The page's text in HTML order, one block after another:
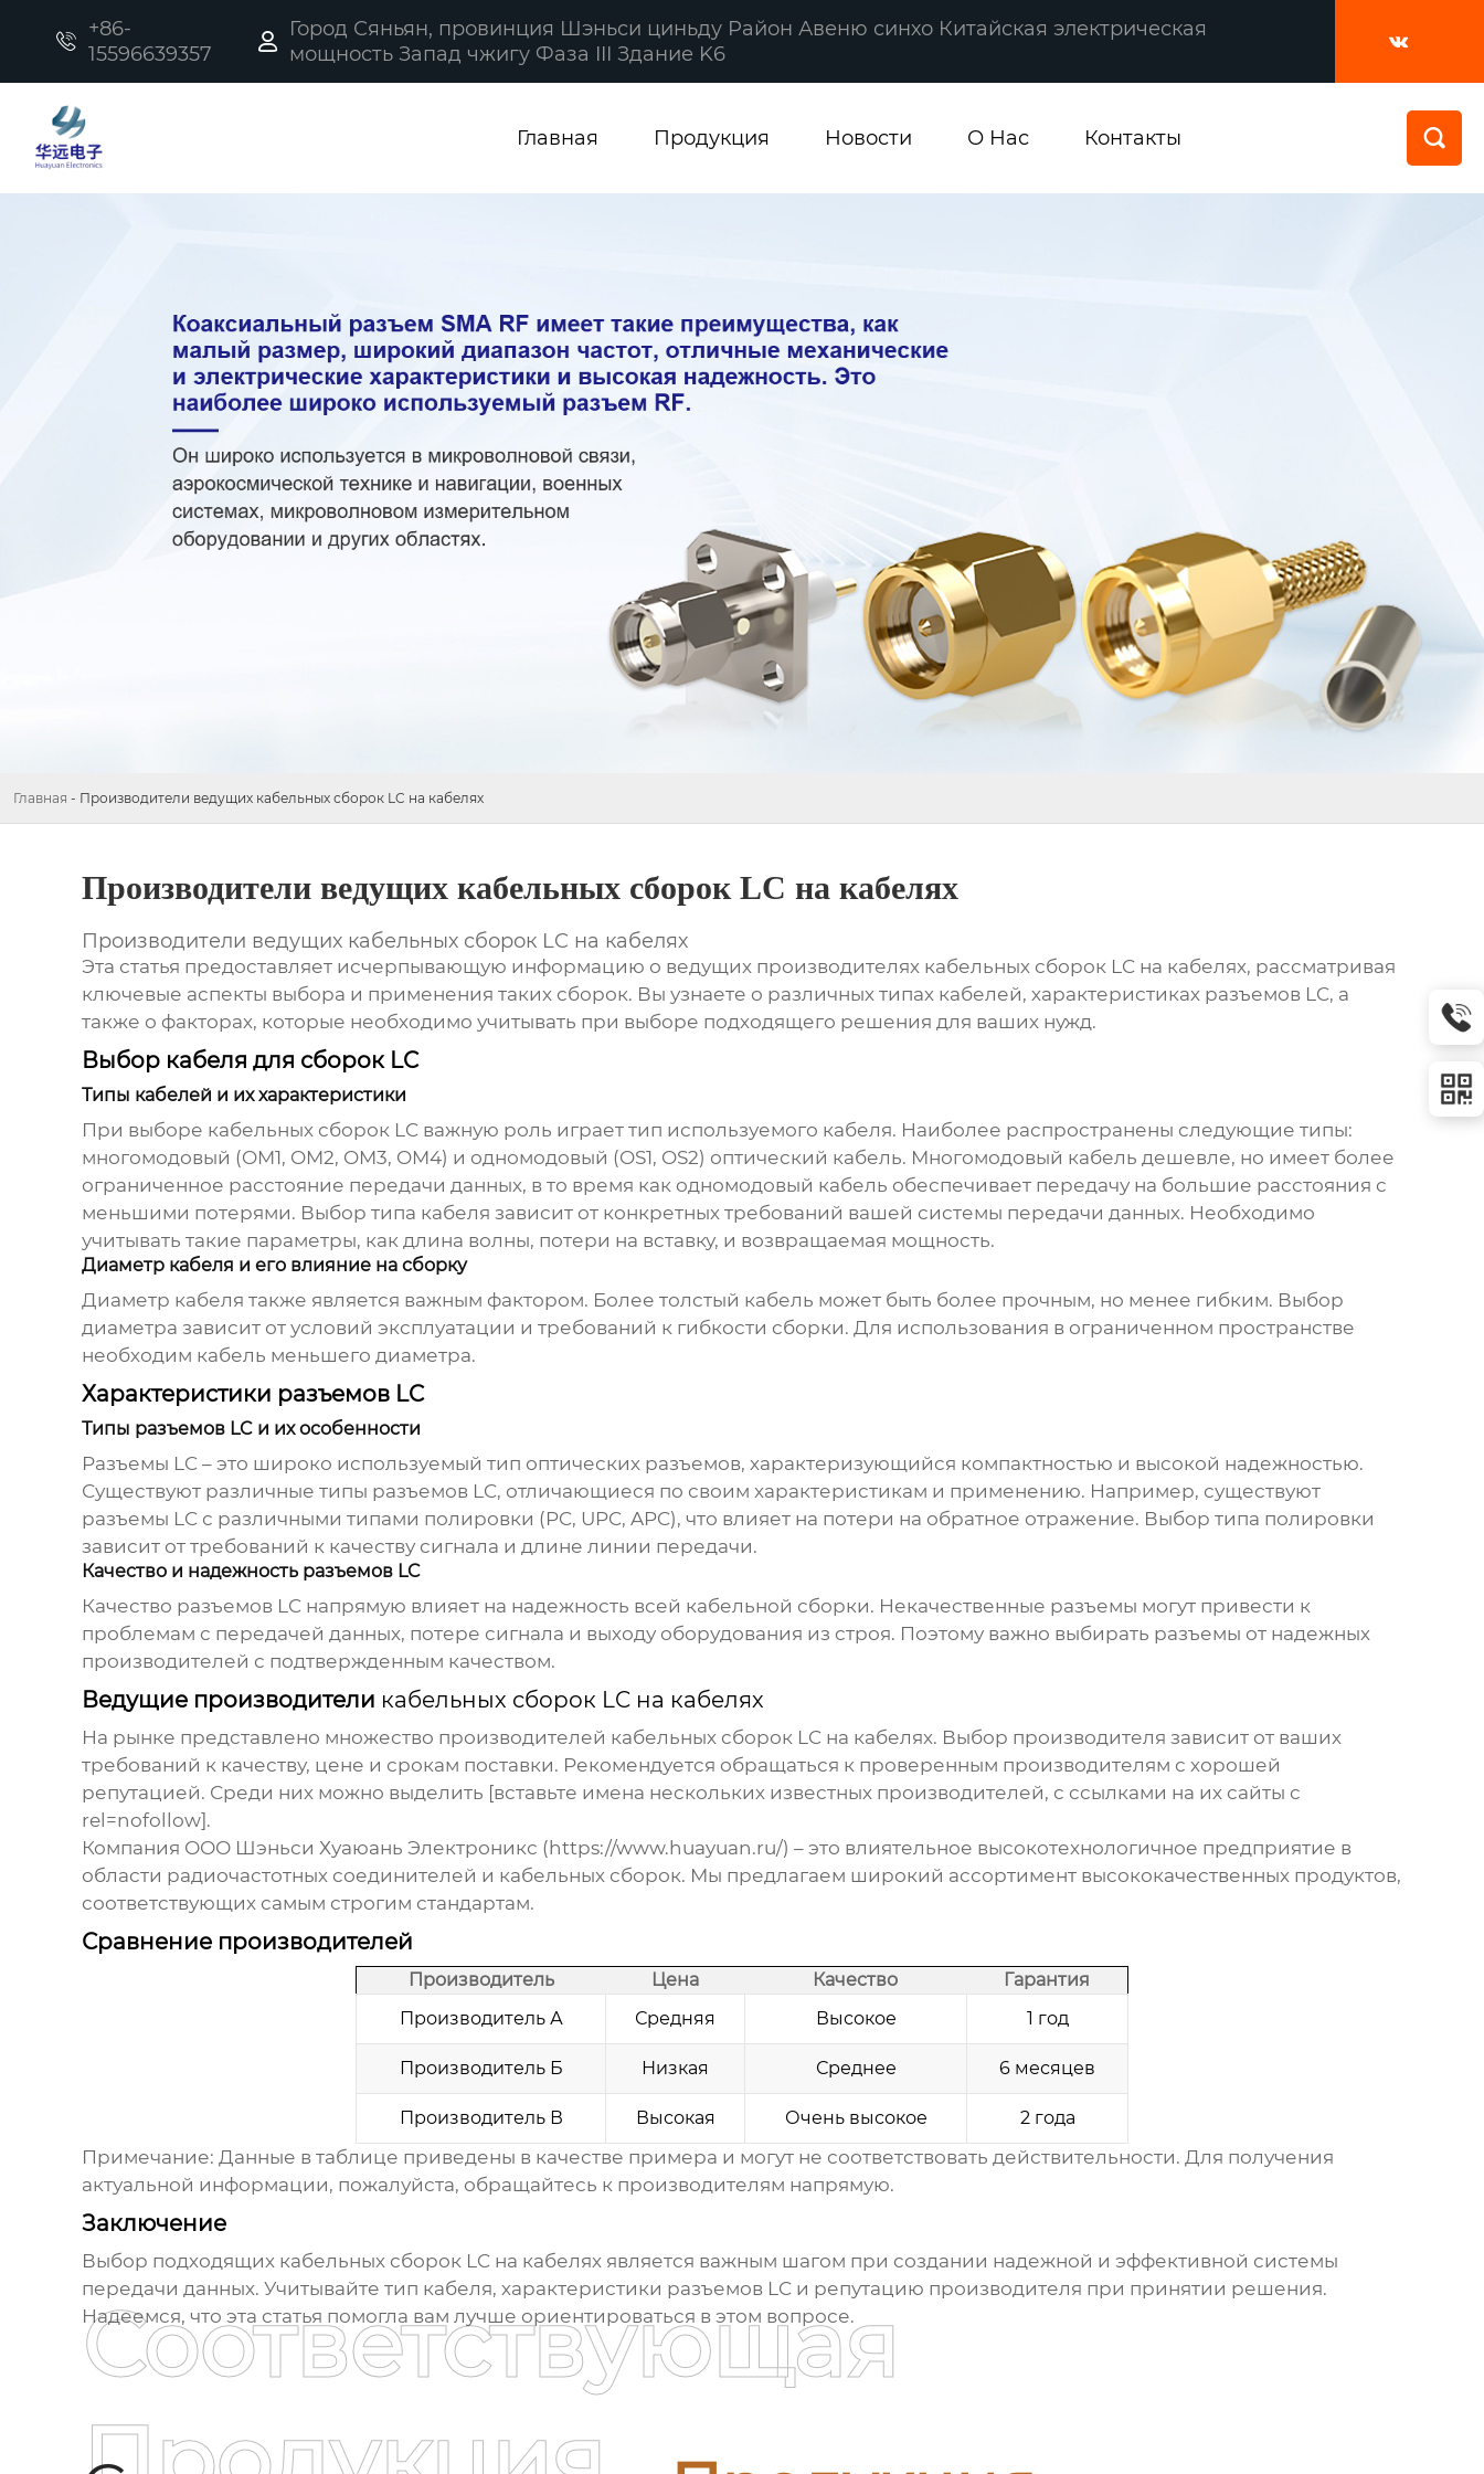

+86-
15596639357

Город Сяньян, провинция Шэньси циньду Район Авеню синхо Китайская электрическая
мощность Запад чжигу Фаза III Здание K6

Главная Продукция Новости О Нас Контакты 
Главная - Производители ведущих кабельных сборок LC на кабелях
Производители ведущих кабельных сборок LC на кабелях
Производители ведущих кабельных сборок LC на кабелях
Эта статья предоставляет исчерпывающую информацию о ведущих производителях кабельных сборок LC на кабелях, рассматривая
ключевые аспекты выбора и применения таких сборок. Вы узнаете о различных типах кабелей, характеристиках разъемов LC, а
также о факторах, которые необходимо учитывать при выборе подходящего решения для ваших нужд.
Выбор кабеля для сборок LC
Типы кабелей и их характеристики
При выборе кабельных сборок LCважную роль играет тип используемого кабеля. Наиболее распространены следующие типы:
многомодовый (OM1, OM2, OM3, OM4) и одномодовый (OS1, OS2) оптический кабель. Многомодовый кабель дешевле, но имеет более
ограниченное расстояние передачи данных, в то время как одномодовый кабель обеспечивает передачу на большие расстояния с
меньшими потерями. Выбор типа кабеля зависит от конкретных требований вашей системы передачи данных. Необходимо
учитывать такие параметры, как длина волны, потери на вставку, и возвращаемая мощность.
Диаметр кабеля и его влияние на сборку
Диаметр кабеля также является важным фактором. Более толстый кабель может быть более прочным, но менее гибким. Выбор
диаметра зависит от условий эксплуатации и требований к гибкости сборки. Для использования в ограниченном пространстве
необходим кабель меньшего диаметра.
Характеристики разъемов LC
Типы разъемов LC и их особенности
Разъемы LC – это широко используемый тип оптических разъемов, характеризующийся компактностью и высокой надежностью.
Существуют различные типы разъемов LC, отличающиеся по своим характеристикам и применению. Например, существуют
разъемы LC с различными типами полировки (PC, UPC, APC), что влияет на потери на обратное отражение. Выбор типа полировки
зависит от требований к качеству сигнала и длине линии передачи.
Качество и надежность разъемов LC
Качество разъемов LC напрямую влияет на надежность всей кабельной сборки. Некачественные разъемы могут привести к
проблемам с передачей данных, потере сигнала и выходу оборудования из строя. Поэтому важно выбирать разъемы от надежных
производителей с подтвержденным качеством.
Ведущие производители кабельных сборок LC на кабелях
На рынке представлено множество производителей кабельных сборок LC на кабелях. Выбор производителя зависит от ваших
требований к качеству, цене и срокам поставки. Рекомендуется обращаться к проверенным производителям с хорошей
репутацией. Среди них можно выделить [вставьте имена нескольких известных производителей, с ссылками на их сайты с
rel=nofollow].
Компания ООО Шэньси Хуаюань Электроникс ( https://www.huayuan.ru/) – это влиятельное высокотехнологичное предприятие в
области радиочастотных соединителей и кабельных сборок. Мы предлагаем широкий ассортимент высококачественных продуктов,
соответствующих самым строгим стандартам.
Сравнение производителей
Производитель Цена Качество
Гарантия
Производитель А
Средняя Высокое 1 год
Производитель Б Низкая Среднее 6 месяцев
Производитель В Высокая Очень высокое 2 года
Примечание: Данные в таблице приведены в качестве примера и могут не соответствовать действительности. Для получения
актуальной информации, пожалуйста, обращайтесь к производителям напрямую.
Заключение
Выбор подходящих кабельных сборок LC на кабеляхявляется важным шагом при создании надежной и эффективной системы
передачи данных. Учитывайте тип кабеля, характеристики разъемов LC и репутацию производителя при принятии решения.
Надеемся, что эта статья помогла вам лучше ориентироваться в этом вопросе.
Соответствующая